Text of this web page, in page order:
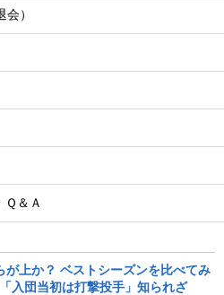
）
＆Ａ
上か？ ベストシーズンを比べてみ
入団当初は打撃投手」知られざ